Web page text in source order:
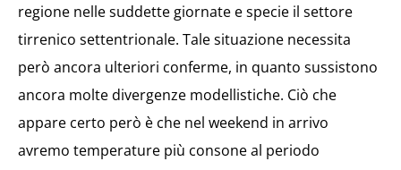
regione nelle suddette giornate e specie il settore
tirrenico settentrionale. Tale situazione necessita
però ancora ulteriori conferme, in quanto sussistono
ancora molte divergenze modellistiche. Ciò che
appare certo però è che nel weekend in arrivo
avremo temperature più consone al periodo